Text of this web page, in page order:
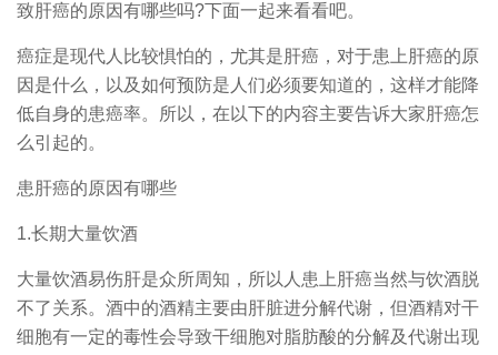
致肝癌的原因有哪些吗?下面一起来看看吧。
癌症是现代人比较惧怕的，尤其是肝癌，对于患上肝癌的原
因是什么，以及如何预防是人们必须要知道的，这样才能降
低自身的患癌率。所以，在以下的内容主要告诉大家肝癌怎
么引起的。
患肝癌的原因有哪些
1.长期大量饮酒
大量饮酒易伤肝是众所周知，所以人患上肝癌当然与饮酒脱
不了关系。酒中的酒精主要由肝脏进分解代谢，但酒精对干
细胞有一定的毒性会导致干细胞对脂肪酸的分解及代谢出现